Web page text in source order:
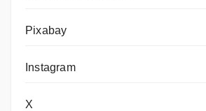
Pixabay
Instagram
X